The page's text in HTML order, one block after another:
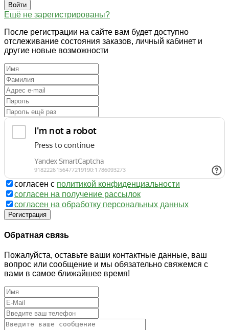
Войти
Ещё не зарегистрированы?
После регистрации на сайте вам будет доступно
отслеживание состояния заказов, личный кабинет и
другие новые возможности
согласен с политикой конфиденциальности
согласен на получение рассылок
согласен на обработку персональных данных
Регистрация
Обратная связь
Пожалуйста, оставьте ваши контактные данные, ваш
вопрос или сообщение и мы обязательно свяжемся с
вами в самое ближайшее время!